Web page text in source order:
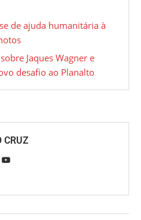
de ajuda humanitária à
Jaques Wagner e
desafio ao Planalto
CRUZ